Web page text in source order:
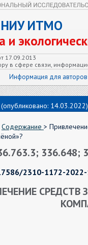
НИУ ИТМО
и
17.09.2013
в сфере связи,
Информация для авторов
14.03.2022)
Содержание >
336.648;
2310-1172-
СРЕДСТВ